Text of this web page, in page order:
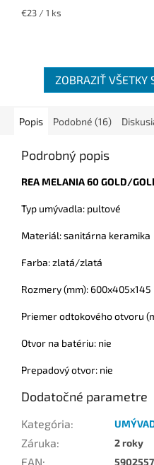
Jednotková
€23 / 1 ks
ZOBRAZIŤ VŠETKY
Popis Podobné (16)
Podrobný popis
REA MELANIA 60 GOLD/
Typ umývadla: pultové
Materiál: sanitárna keramika
Farba: zlatá/zlatá
Rozmery (mm): 600x405x145
Priemer odtokového otvoru
Otvor na batériu: nie
Prepadový otvor: nie
Dodatočné parametre
Kategória:
Záruka: 2 roky
EAN: